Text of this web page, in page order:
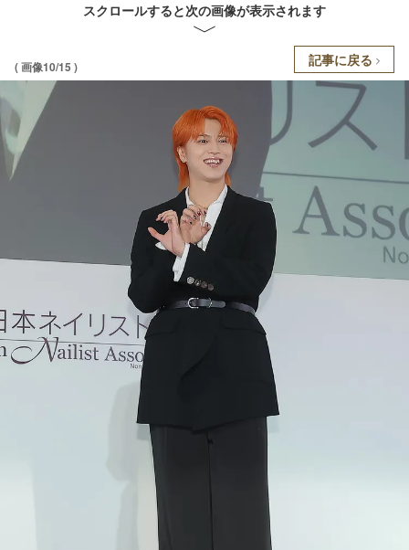
スクロールすると次の画像が表示されます
( 画像10/15 ) 記事に戻る